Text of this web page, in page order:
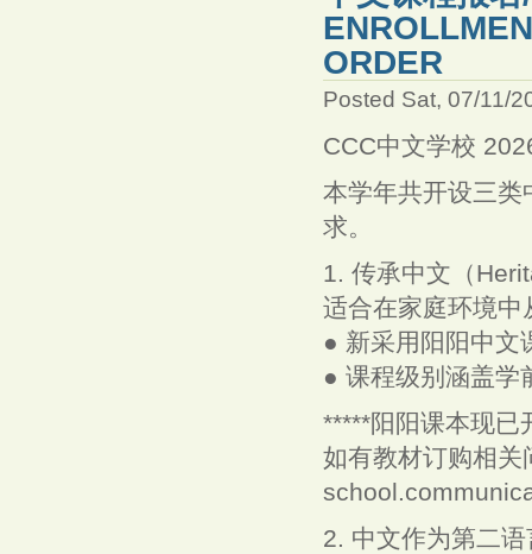
ORDER
Posted Sat, 07/11/
CCC中文学校
本学年共开设三类
求。
1. 传承中文（
适合在家庭环境中
● 新采用阳阳中文
● 课程级别涵盖学
*****阳阳课本现
如有教材订购相
2. 中文作为第二